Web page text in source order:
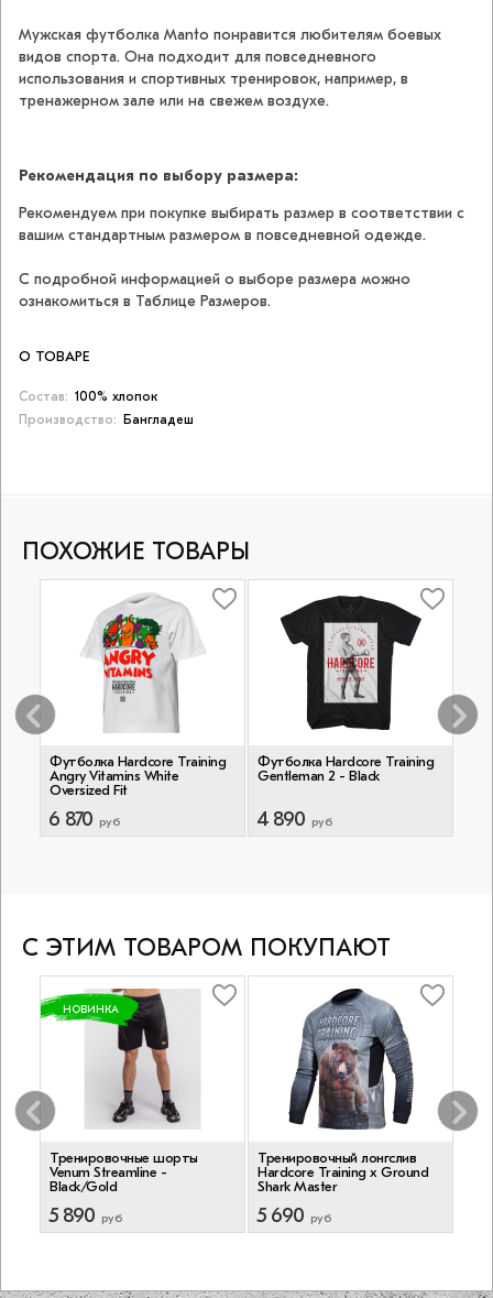
Мужская футболка Manto понравится любителям боевых
видов спорта. Она подходит для повседневного
использования и спортивных тренировок, например, в
тренажерном зале или на свежем воздухе.
Рекомендация по выбору размера:
Рекомендуем при покупке выбирать размер в соответствии с
вашим стандартным размером в повседневной одежде.
С подробной информацией о выборе размера можно
ознакомиться в Таблице Размеров.
О ТОВАРЕ
Состав: 100% хлопок
Производство:
Бангладеш
ПОХОЖИЕ ТОВАРЫ
Футболка Hardcore Training
Angry Vitamins White
Oversized Fit
6 870 руб
Футболка Hardcore Training
Gentleman 2 - Black
4 890 руб
С ЭТИМ ТОВАРОМ ПОКУПАЮТ
НОВИНКА
Тренировочные шорты
Venum Streamline -
Black/Gold
5 890 руб
Тренировочный лонгслив
Hardcore Training х Ground
Shark Master
5 690 руб